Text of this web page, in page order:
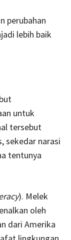
perubahan
lebih baik
untuk
tersebut
sekedar narasi
tentunya
). Melek
oleh
dari Amerika